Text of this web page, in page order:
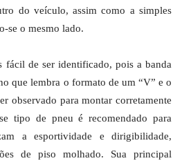
do veículo, assim como a simples
se o mesmo lado.
fácil de ser identificado, pois a banda
que lembra o formato de um “V” e o
observado para montar corretamente
tipo de pneu é recomendado para
a esportividade e dirigibilidade,
de piso molhado. Sua principal